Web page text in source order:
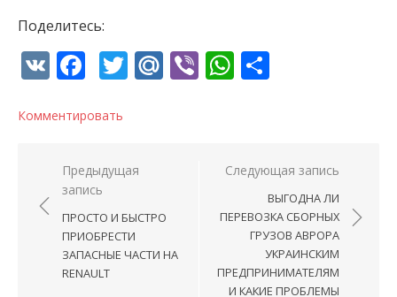
Поделитесь:
VK Facebook
Twitter
Mail.Ru
ViberWhatsApp
Комментировать
Навигация по записям
Предыдущая
запись
ПРОСТО И БЫСТРО
ПРИОБРЕСТИ
ЗАПАСНЫЕ ЧАСТИ НА
RENAULT
Следующая запись
ВЫГОДНА ЛИ
ПЕРЕВОЗКА СБОРНЫХ
ГРУЗОВ АВРОРА
УКРАИНСКИМ
ПРЕДПРИНИМАТЕЛЯМ
И КАКИЕ ПРОБЛЕМЫ